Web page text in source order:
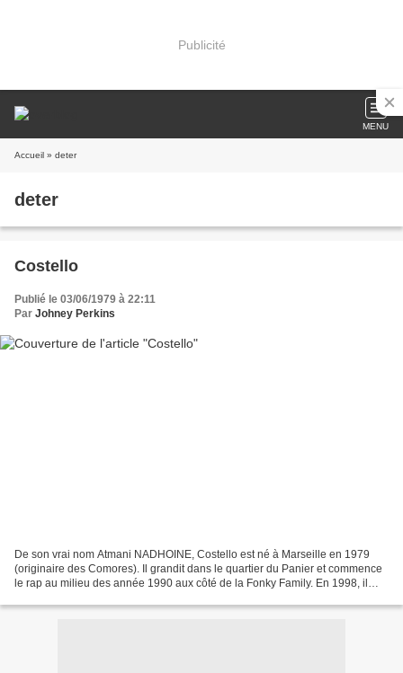
Publicité
MENU
Accueil » deter
deter
Costello
Publié le 03/06/1979 à 22:11
Par Johney Perkins
De son vrai nom Atmani NADHOINE, Costello est né à Marseille en 1979
(originaire des Comores). Il grandit dans le quartier du Panier et commence
le rap au milieu des année 1990 aux côté de la Fonky Family. En 1998, il